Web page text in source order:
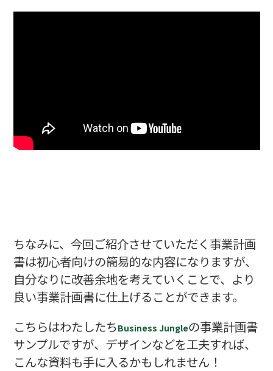
ちなみに、今回ご紹介させていただく事業計画
書は初心者向けの簡易的な内容になりますが、
自分なりに改善余地を考えていくことで、より
良い事業計画書に仕上げることができます。
こちらはわたしたちBusiness Jungleの事業計画書
サンプルですが、デザインなどを工夫すれば、
こんな資料も手に入るかもしれません！